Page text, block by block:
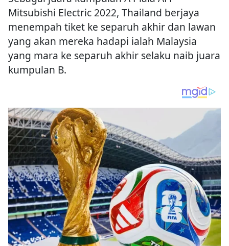
Mitsubishi Electric 2022, Thailand berjaya
menempah tiket ke separuh akhir dan lawan
yang akan mereka hadapi ialah Malaysia
yang mara ke separuh akhir selaku naib juara
kumpulan B.